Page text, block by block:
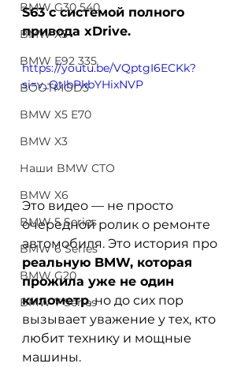
BMW G30 540
BMW X5
BMW E92 335
BOOTMOD3
BMW X5 E70
BMW X3
Наши BMW СТО
BMW X6
BMW 5 Series
BMW 6 Series
BMW G20
BMW 7 Series
S63 с системой полного
привода xDrive.
https://youtu.be/VQptgI6ECKk?
si=v_QtIbPkbYHixNVP
Это видео — не просто
очередной ролик о ремонте
автомобиля. Это история про
реальную BMW, которая
прожила уже не один
километр, но до сих пор
вызывает уважение у тех, кто
любит технику и мощные
машины.